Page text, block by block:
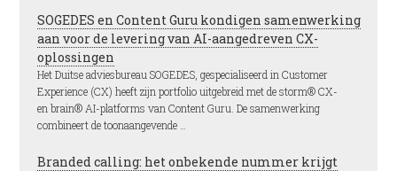
SOGEDES en Content Guru kondigen samenwerking
aan voor de levering van AI-aangedreven CX-
oplossingen
Het Duitse adviesbureau SOGEDES, gespecialiseerd in Customer
Experience (CX) heeft zijn portfolio uitgebreid met de storm® CX-
en brain® AI-platforms van Content Guru. De samenwerking
combineert de toonaangevende …
Branded calling: het onbekende nummer krijgt